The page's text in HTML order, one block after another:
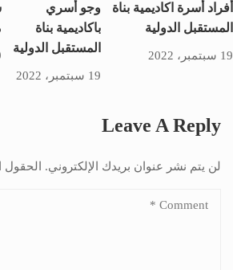
أفراد أسرة اكاديمية بناة
المستقبل الدولية
19 سبتمبر، 2022
وجو أسري
باكاديمية بناة
المستقبل الدولية
19 سبتمبر، 2022
Leave A Reply
لن يتم نشر عنوان بريدك الإلكتروني. الحقول